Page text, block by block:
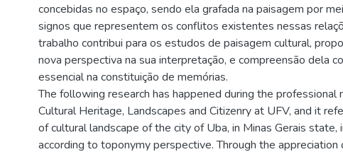
concebidas no espaço, sendo ela grafada na paisagem por
signos que representem os conflitos existentes nessas
trabalho contribui para os estudos de paisagem cultural,
nova perspectiva na sua interpretação, e compreensão dela
essencial na constituição de memórias.
The following research has happened during the professional
Cultural Heritage, Landscapes and Citizenry at UFV, and it
of cultural landscape of the city of Uba, in Minas Gerais state,
according to toponymy perspective. Through the appreciation